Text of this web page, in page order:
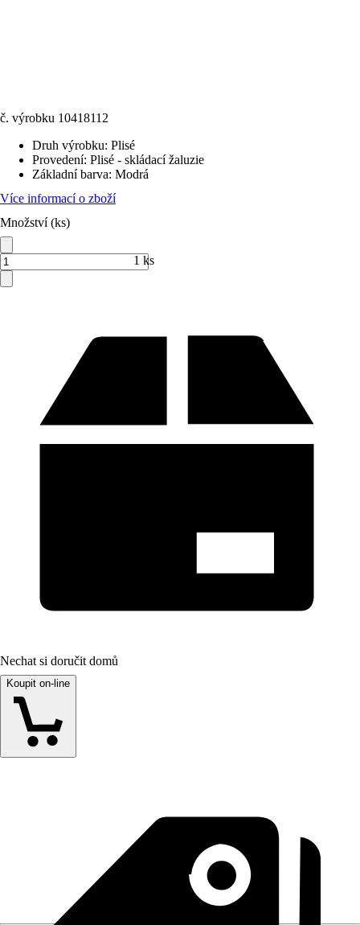
č. výrobku 10418112
Druh výrobku: Plisé
Provedení: Plisé - skládací žaluzie
Základní barva: Modrá
Více informací o zboží
Množství (ks)
1 ks
Nechat si doručit domů
Koupit on-line